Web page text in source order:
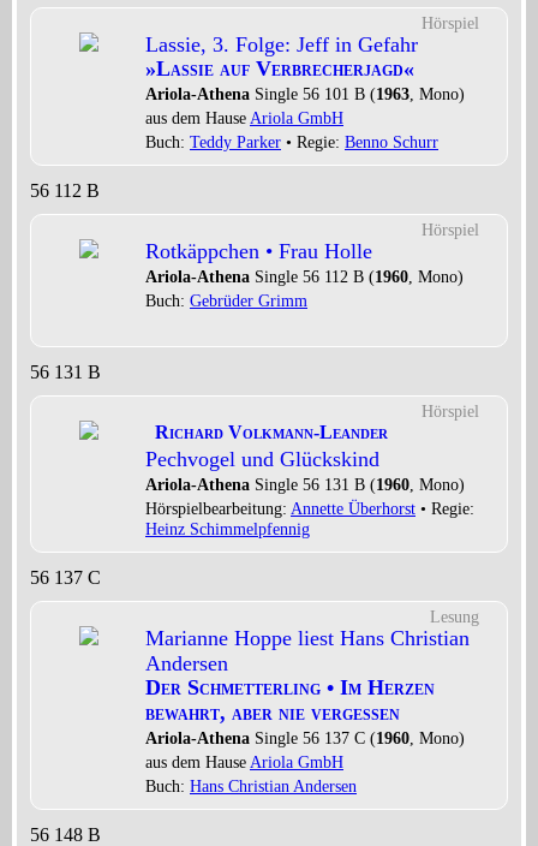
Hörspiel
Lassie, 3. Folge: Jeff in Gefahr
»Lassie auf Verbrecherjagd«
Ariola-Athena Single 56 101 B (1963 , Mono)
aus dem Hause Ariola GmbH
Buch: Teddy Parker • Regie: Benno Schurr
56 112 B
Hörspiel
Rotkäppchen • Frau Holle
Ariola-Athena Single 56 112 B (1960 , Mono)
Buch: Gebrüder Grimm
56 131 B
Hörspiel
Richard Volkmann-Leander
Pechvogel und Glückskind
Ariola-Athena Single 56 131 B (1960 , Mono)
Hörspielbearbeitung: Annette Überhorst • Regie:
Heinz Schimmelpfennig
56 137 C
Lesung
Marianne Hoppe liest Hans Christian
Andersen
Der Schmetterling • Im Herzen
bewahrt, aber nie vergessen
Ariola-Athena Single 56 137 C (1960 , Mono)
aus dem Hause Ariola GmbH
Buch: Hans Christian Andersen
56 148 B